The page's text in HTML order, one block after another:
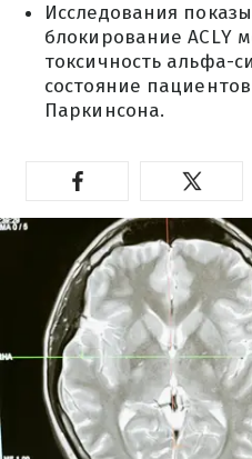
Исследования
блокирование ACLY
токсичность альфа-
состояние
Паркинсона.